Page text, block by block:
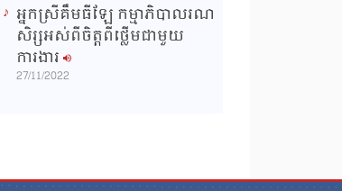
អ្នកស្រីគឹមធីឡែ កម្មាភិបាលរណ
សិរ្សអស់ពីចិត្តពីថ្លើមជាមួយ
ការងារ
27/11/2022